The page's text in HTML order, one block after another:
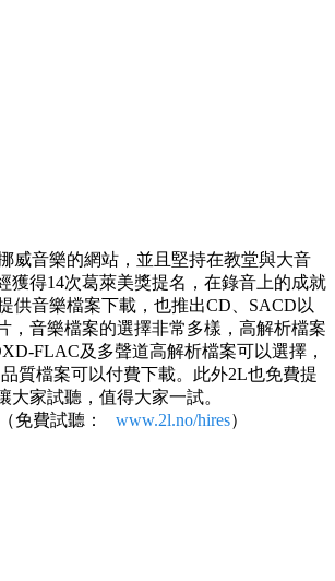
威音樂的網站，並且堅持在教堂與大音
獲得14次葛萊美獎提名，在錄音上的成就
供音樂檔案下載，也推出CD、SACD以
，音樂檔案的選擇非常多樣，高解析檔案
FLAC及多聲道高解析檔案可以選擇，
質檔案可以付費下載。此外2L也免費提
大家試聽，值得大家一試。
（免費試聽： www.2l.no/hires）